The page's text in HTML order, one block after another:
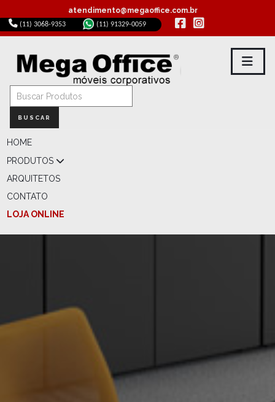
atendimento@megaoffice.com.br
(11) 3068-9353 (11) 91329-0059
BUSCAR
HOME
PRODUTOS
ARQUITETOS
CONTATO
LOJA ONLINE